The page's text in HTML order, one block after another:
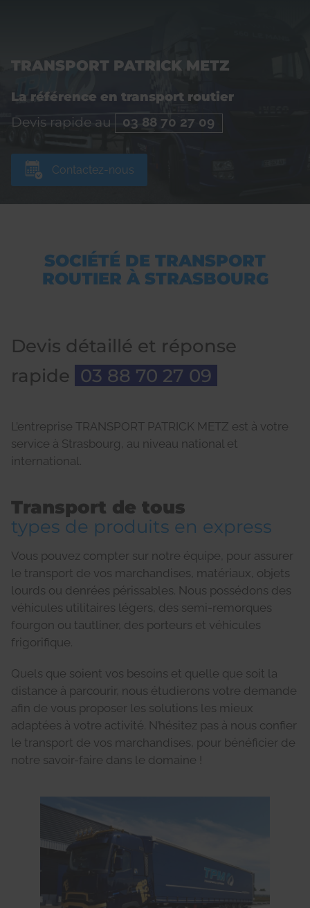
TRANSPORT PATRICK METZ
La référence en transport routier
Devis rapide au 03 88 70 27 09
Contactez-nous
SOCIÉTÉ DE TRANSPORT
ROUTIER À STRASBOURG
Devis détaillé et réponse
rapide 03 88 70 27 09
L’entreprise TRANSPORT PATRICK METZ est à votre
service à Strasbourg, au niveau national et
international.
Transport de tous
types de produits en express
Vous pouvez compter sur notre équipe, pour assurer
le transport de vos marchandises, matériaux, objets
lourds ou denrées périssables. Nous possédons des
véhicules utilitaires légers, des semi-remorques
fourgon ou tautliner, des porteurs et véhicules
frigorifique.
Quels que soient vos besoins et quelle que soit la
distance à parcourir, nous étudierons votre demande
afin de vous proposer les solutions les mieux
adaptées à votre activité. N’hésitez pas à nous confier
le transport de vos marchandises, pour bénéficier de
notre savoir-faire dans le domaine !